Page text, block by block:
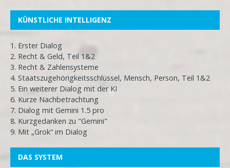
KÜNSTLICHE INTELLIGENZ
1. Erster Dialog
2. Recht & Geld, Teil 1&2
3. Recht & Zahlensysteme
4. Staatszugehörigkeitsschlüssel, Mensch, Person, Teil 1&2
5. Ein weiterer Dialog mit der KI
6. Kurze Nachbetrachtung
7. Dialog mit Gemini 1.5 pro
8. Kurzgedanken zu "Gemini"
9. Mit „Grok“ im Dialog
DAS SYSTEM